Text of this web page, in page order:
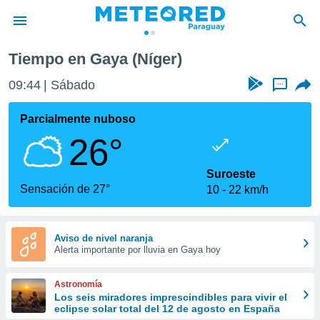
de
ha
que se
calidad.
a este
las
y
forma
digital
basada
Tiempo en Gaya (Níger)
09:44 Sábado ...
Parcialmente nuboso
26°
Sensación de 27°
Suroeste
10
22 km/h
Aviso de nivel naranja
Alerta importante por lluvia en Gaya hoy
Astronomía
Los seis miradores imprescindibles para vivir el
eclipse solar total del 12 de agosto en España